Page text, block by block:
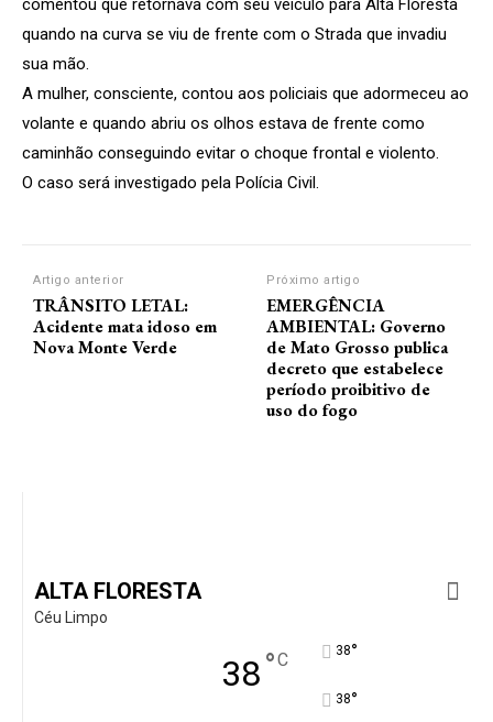
comentou que retornava com seu veículo para Alta Floresta
quando na curva se viu de frente com o Strada que invadiu
sua mão.
A mulher, consciente, contou aos policiais que adormeceu ao
volante e quando abriu os olhos estava de frente como
caminhão conseguindo evitar o choque frontal e violento.
O caso será investigado pela Polícia Civil.
Artigo anterior
TRÂNSITO LETAL:
Acidente mata idoso em
Nova Monte Verde
Próximo artigo
EMERGÊNCIA
AMBIENTAL: Governo
de Mato Grosso publica
decreto que estabelece
período proibitivo de
uso do fogo
ALTA FLORESTA
Céu Limpo
38°C 38°
38°